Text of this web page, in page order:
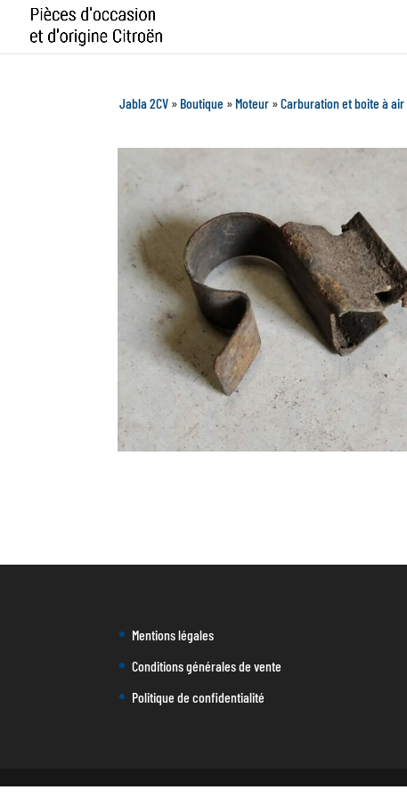
Jabla 2CV » Boutique » Moteur »Carburation et boite à air
Mentions légales
Conditions générales de vente
Politique de confidentialité